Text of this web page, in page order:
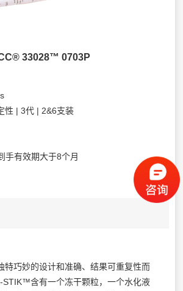
33028™ 0703P
性 | 3代 | 2&6支装
手有效期大于8个月
巧妙的设计和准确、结果可重复性而
STIK™含有一个冻干颗粒，一个水化液